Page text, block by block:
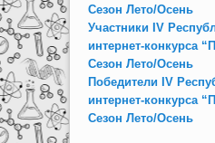
Сезон Лето/Осень
Участники IV
интернет-конкурса
Сезон Лето/Осень
Победители IV
интернет-конкурса
Сезон Лето/Осень